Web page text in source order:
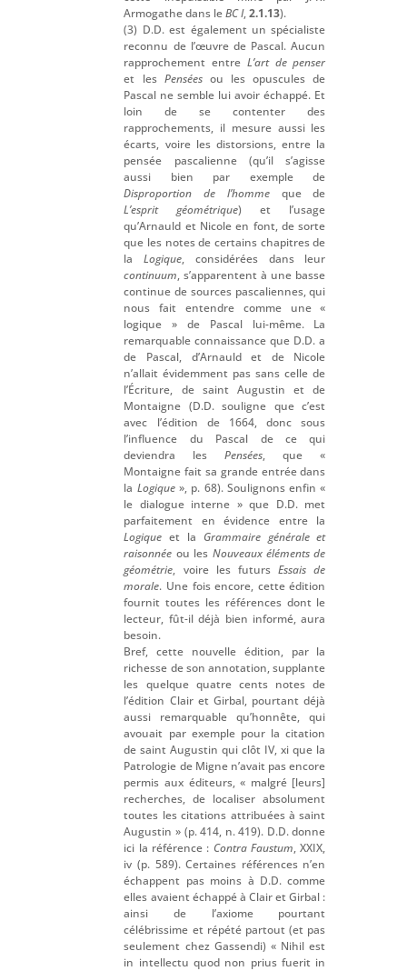
Armogathe dans leBC I,2.1.13).
(3) D.D. est également un spécialiste
reconnu de l’œuvre de Pascal. Aucun
rapprochement entre L’art de penser
et les Penséesou les opuscules de
Pascal ne semble lui avoir échappé. Et
loin de se contenter des
rapprochements, il mesure aussi les
écarts, voire les distorsions, entre la
pensée pascalienne (qu’il s’agisse
aussi bien par exemple de
Disproportion de l’hommeque de
L’esprit géométrique) et l’usage
qu’Arnauld et Nicole en font, de sorte
que les notes de certains chapitres de
laLogique, considérées dans leur
continuum, s’apparentent à une basse
continue de sources pascaliennes, qui
nous fait entendre comme une «
logique » de Pascal lui-même. La
remarquable connaissance que D.D. a
de Pascal, d’Arnauld et de Nicole
n’allait évidemment pas sans celle de
l’Écriture, de saint Augustin et de
Montaigne (D.D. souligne que c’est
avec l’édition de 1664, donc sous
l’influence du Pascal de ce qui
deviendra lesPensées, que «
Montaigne fait sa grande entrée dans
la Logique», p. 68). Soulignons enfin «
le dialogue interne » que D.D. met
parfaitement en évidence entre la
Logique et la Grammaire générale et
raisonnée ou les Nouveaux éléments de
géométrie, voire les futursEssais de
morale. Une fois encore, cette édition
fournit toutes les références dont le
lecteur, fût-il déjà bien informé, aura
besoin.
Bref, cette nouvelle édition, par la
richesse de son annotation, supplante
les quelque quatre cents notes de
l’édition Clair et Girbal, pourtant déjà
aussi remarquable qu’honnête, qui
avouait par exemple pour la citation
de saint Augustin qui clôt IV, xi que la
Patrologie de Migne n’avait pas encore
permis aux éditeurs, « malgré [leurs]
recherches, de localiser absolument
toutes les citations attribuées à saint
Augustin » (p. 414, n. 419). D.D. donne
ici la référence : Contra Faustum, XXIX,
iv (p. 589). Certaines références n’en
échappent pas moins à D.D. comme
elles avaient échappé à Clair et Girbal :
ainsi de l’axiome pourtant
célébrissime et répété partout (et pas
seulement chez Gassendi) « Nihil est
in intellectu quod non prius fuerit in